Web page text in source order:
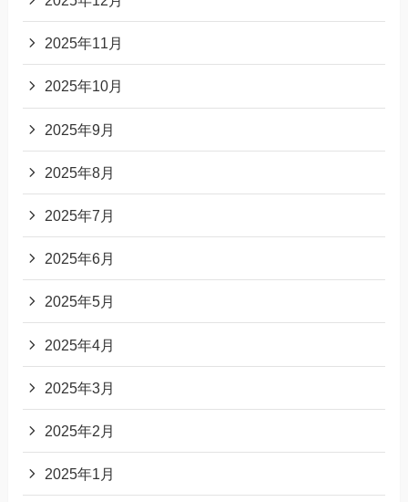
2025年11月
2025年10月
2025年9月
2025年8月
2025年7月
2025年6月
2025年5月
2025年4月
2025年3月
2025年2月
2025年1月